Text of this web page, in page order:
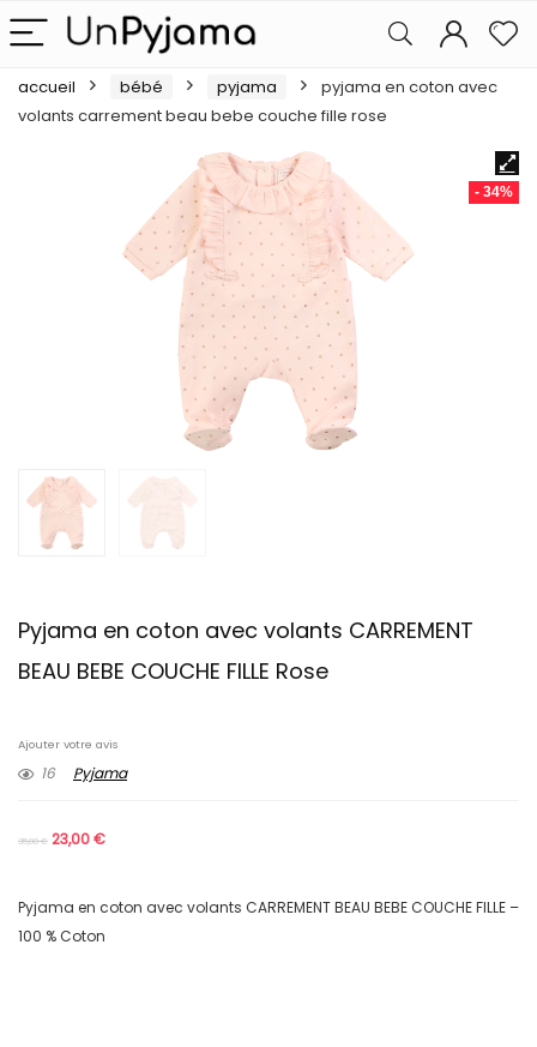
accueil bébé pyjama
pyjama en coton avec
volants carrement beau bebe couche fille rose
- 34%
Pyjama en coton avec volants CARREMENT
BEAU BEBE COUCHE FILLE Rose
Ajouter votre avis
16 Pyjama
35,00€ 23,00€
Pyjama en coton avec volants CARREMENT BEAU BEBE COUCHE FILLE –
100 % Coton